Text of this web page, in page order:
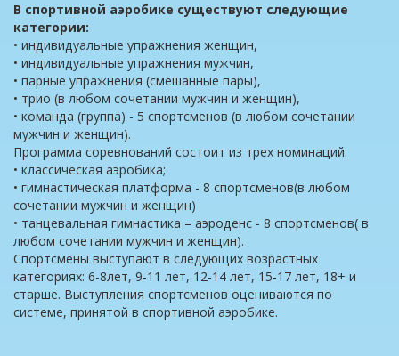
В спортивной аэробике существуют следующие
категории:
• индивидуальные упражнения женщин,
• индивидуальные упражнения мужчин,
• парные упражнения (смешанные пары),
• трио (в любом сочетании мужчин и женщин),
• команда (группа) - 5 спортсменов (в любом сочетании
мужчин и женщин).
Программа соревнований состоит из трех номинаций:
• классическая аэробика;
• гимнастическая платформа - 8 спортсменов(в любом
сочетании мужчин и женщин)
• танцевальная гимнастика – аэроденс - 8 спортсменов( в
любом сочетании мужчин и женщин).
Спортсмены выступают в следующих возрастных
категориях: 6-8лет, 9-11 лет, 12-14 лет, 15-17 лет, 18+ и
старше. Выступления спортсменов оцениваются по
системе, принятой в спортивной аэробике.